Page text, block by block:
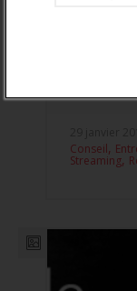
Conseil,
Streaming,